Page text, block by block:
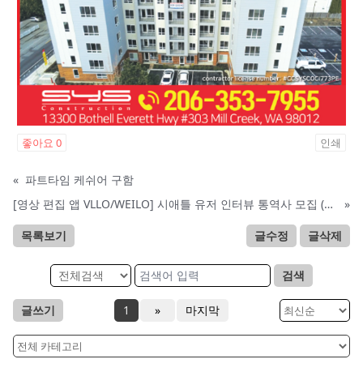
좋아요 0 인쇄
« 파트타임 케쉬어 구함
[영상 편집 앱 VLLO/WEILO] 시애틀 유저 인터뷰 통역사 모집 (6월 2일 ~ 6월 5일)
»
목록보기 글수정 글삭제
검색
글쓰기 1 » 마지막